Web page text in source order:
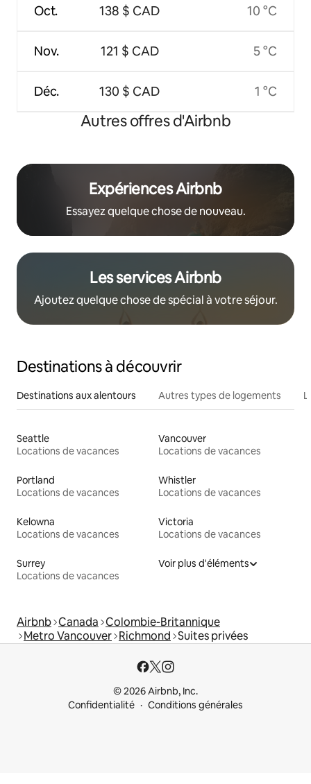
Oct.
Nov.
Déc.
138 $ CAD
121 $ CAD
130 $ CAD
10 °C
5 °C
1 °C
Autres offres d'Airbnb
Expériences Airbnb
Essayez quelque chose de nouveau.
Les services Airbnb
Ajoutez quelque chose de spécial à votre séjour.
Destinations à découvrir
Destinations aux alentours Autres types de logements
Seattle
Locations de vacances
Vancouver
Locations de vacances
Portland
Locations de vacances
Whistler
Locations de vacances
Kelowna
Locations de vacances
Victoria
Locations de vacances
Surrey
Locations de vacances
Voir plus d'éléments
Airbnb Canada Colombie-Britannique
Metro Vancouver Richmond Suites privées
© 2026 Airbnb, Inc.
Confidentialité
Conditions générales